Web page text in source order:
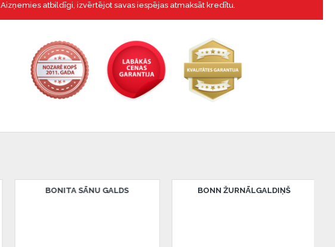
Aizņemies atbildīgi, izvērtējot savas iespējas atmaksāt kredītu.
BONN ŽURNĀLGALDIŅŠ BONN ŽURNĀLGALDIŅŠ